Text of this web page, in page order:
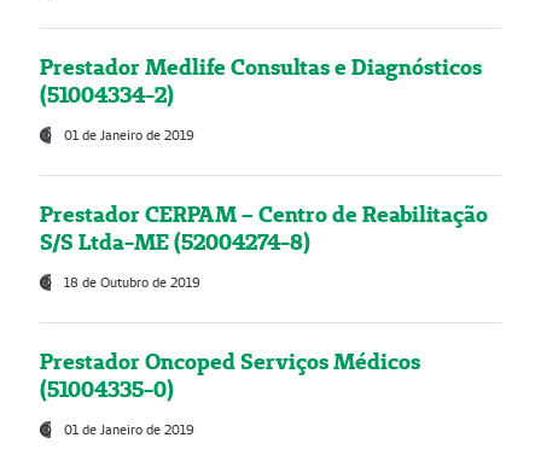
Prestador Medlife Consultas e Diagnósticos
(51004334-2)
01 de Janeiro de 2019
Prestador CERPAM – Centro de Reabilitação
S/S Ltda-ME (52004274-8)
18 de Outubro de 2019
Prestador Oncoped Serviços Médicos
(51004335-0)
01 de Janeiro de 2019